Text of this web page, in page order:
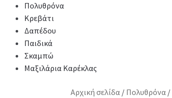
Πολυθρόνα
Κρεβάτι
Δαπέδου
Παιδικά
Σκαμπώ
Μαξιλάρια Καρέκλας
Αρχική σελίδα / Πολυθρόνα /